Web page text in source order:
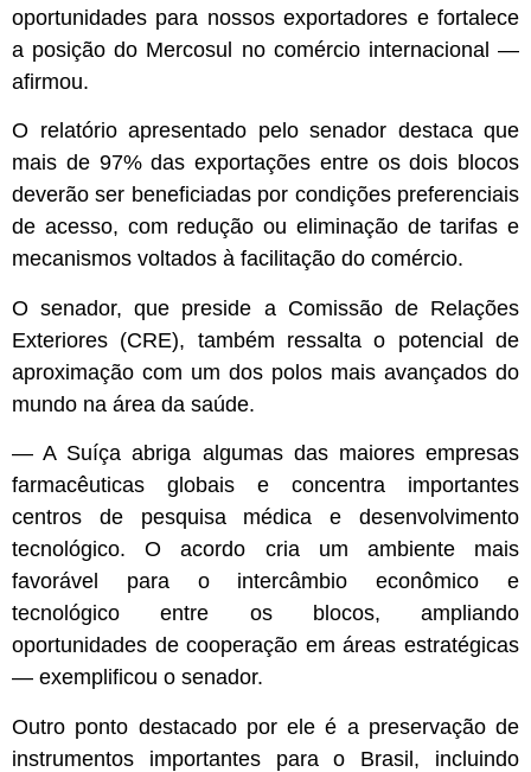
oportunidades para nossos exportadores e fortalece
a posição do Mercosul no comércio internacional —
afirmou.
O relatório apresentado pelo senador destaca que
mais de 97% das exportações entre os dois blocos
deverão ser beneficiadas por condições preferenciais
de acesso, com redução ou eliminação de tarifas e
mecanismos voltados à facilitação do comércio.
O senador, que preside a Comissão de Relações
Exteriores (CRE), também ressalta o potencial de
aproximação com um dos polos mais avançados do
mundo na área da saúde.
— A Suíça abriga algumas das maiores empresas
farmacêuticas globais e concentra importantes
centros de pesquisa médica e desenvolvimento
tecnológico. O acordo cria um ambiente mais
favorável para o intercâmbio econômico e
tecnológico entre os blocos, ampliando
oportunidades de cooperação em áreas estratégicas
— exemplificou o senador.
Outro ponto destacado por ele é a preservação de
instrumentos importantes para o Brasil, incluindo